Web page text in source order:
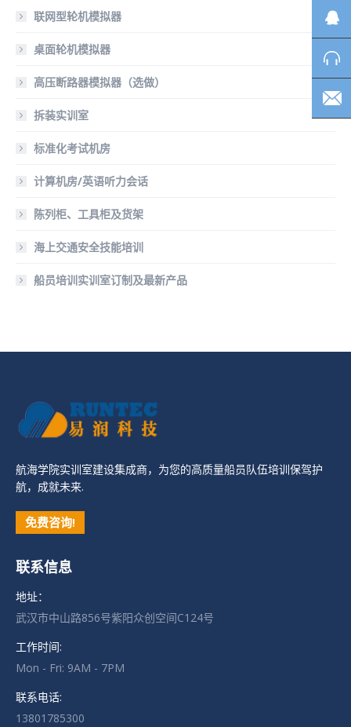
联网型轮机模拟器
桌面轮机模拟器
高压断路器模拟器（选做）
拆装实训室
标准化考试机房
计算机房/英语听力会话
陈列柜、工具柜及货架
海上交通安全技能培训
船员培训实训室订制及最新产品
航海学院实训室建设集成商，为您的高质量船员队伍培训保驾护
航，成就未来.
免费咨询!
联系信息
地址：
武汉市中山路856号紫阳众创空间C124号
工作时间:
Mon - Fri: 9AM - 7PM
联系电话:
13801785300